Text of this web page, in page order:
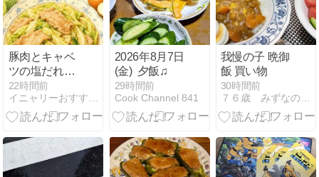
豚肉とキャベ
ツの塩だれ炒
め｜レシピ＆
作り方
22時間前
イニャリーおすすめレシピ＆ガーデニング
2026年8月7日
(金) 夕飯♫
29時間前
Cook Channel 841
我慢の子 晩御
飯 買い物
30時間前
７６歳 みずなの御飯とつぶやき